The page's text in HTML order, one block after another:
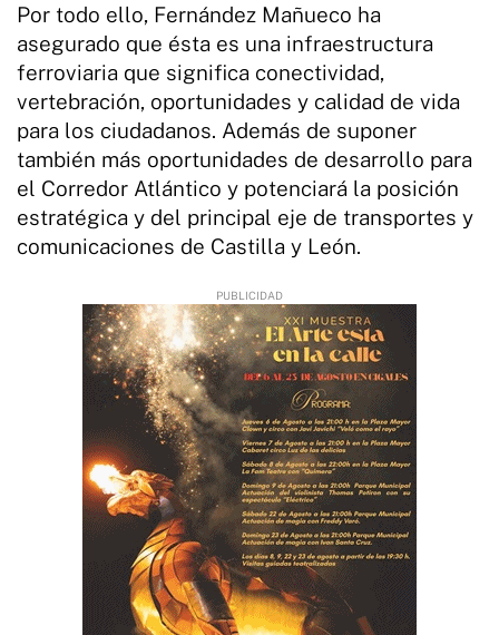
Por todo ello, Fernández Mañueco ha
asegurado que ésta es una infraestructura
ferroviaria que significa conectividad,
vertebración, oportunidades y calidad de vida
para los ciudadanos. Además de suponer
también más oportunidades de desarrollo para
el Corredor Atlántico y potenciará la posición
estratégica y del principal eje de transportes y
comunicaciones de Castilla y León.